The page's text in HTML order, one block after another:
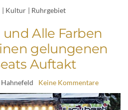
| Kultur | Ruhrgebiet
Alle Farben
gelungenen
Auftakt
Hahnefeld Keine Kommentare